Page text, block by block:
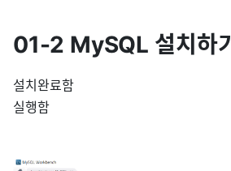
01-2 MySQL 설치하기
설치완료함
실행함